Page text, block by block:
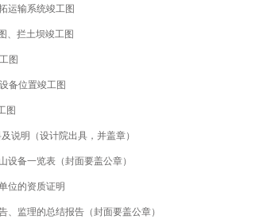
运输系统竣工图
、拦土坝竣工图
图
备位置竣工图
图
说明（设计院出具，并盖章）
设备一览表（封面要盖公章）
位的资质证明
、监理的总结报告（封面要盖公章）